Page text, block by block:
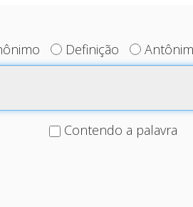
Definição
Contendo a palavra